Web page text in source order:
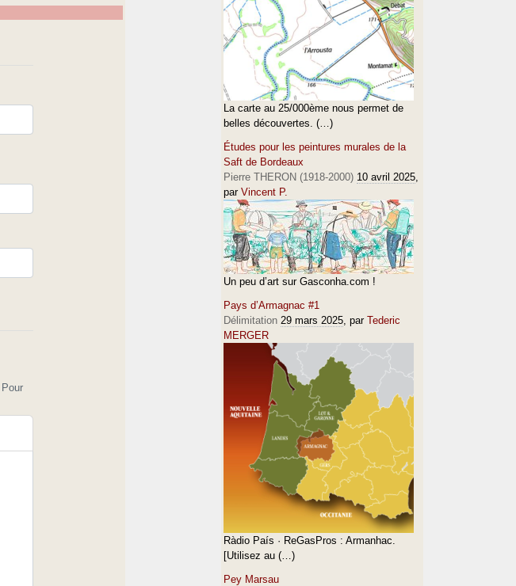
. Pour
La carte au 25/000ème nous permet de
belles découvertes. (…)
Études pour les peintures murales de la
Saft de Bordeaux
Pierre THERON (1918-2000) 10 avril 2025,
par Vincent P.
Un peu d’art sur Gasconha.com !
Pays d’Armagnac #1
Délimitation 29 mars 2025, par Tederic
MERGER
Ràdio País · ReGasPros : Armanhac.
[Utilisez au (…)
Pey Marsau